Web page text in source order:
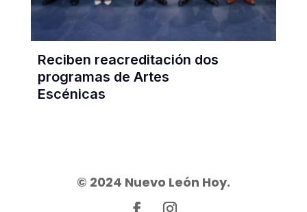
Reciben reacreditación dos
programas de Artes
Escénicas
© 2024 Nuevo León Hoy.